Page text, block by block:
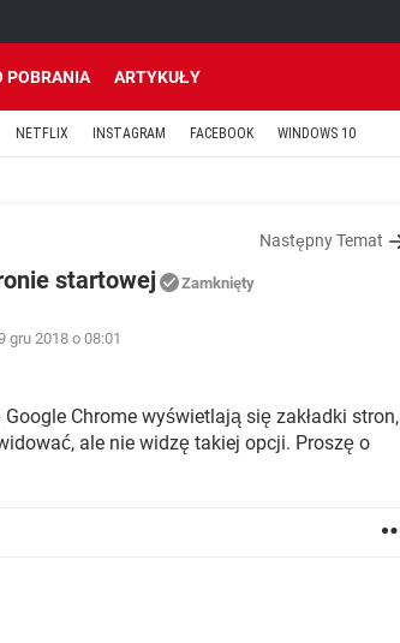
POBRANIA ARTYKUŁY
NETFLIX INSTAGRAM FACEBOOK WINDOWS 10
Następny Temat
startowej Zamknięty
gru 2018 o 08:01
Chrome wyświetlają się zakładki stron,
ale nie widzę takiej opcji. Proszę o